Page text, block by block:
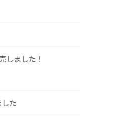
しました！
た